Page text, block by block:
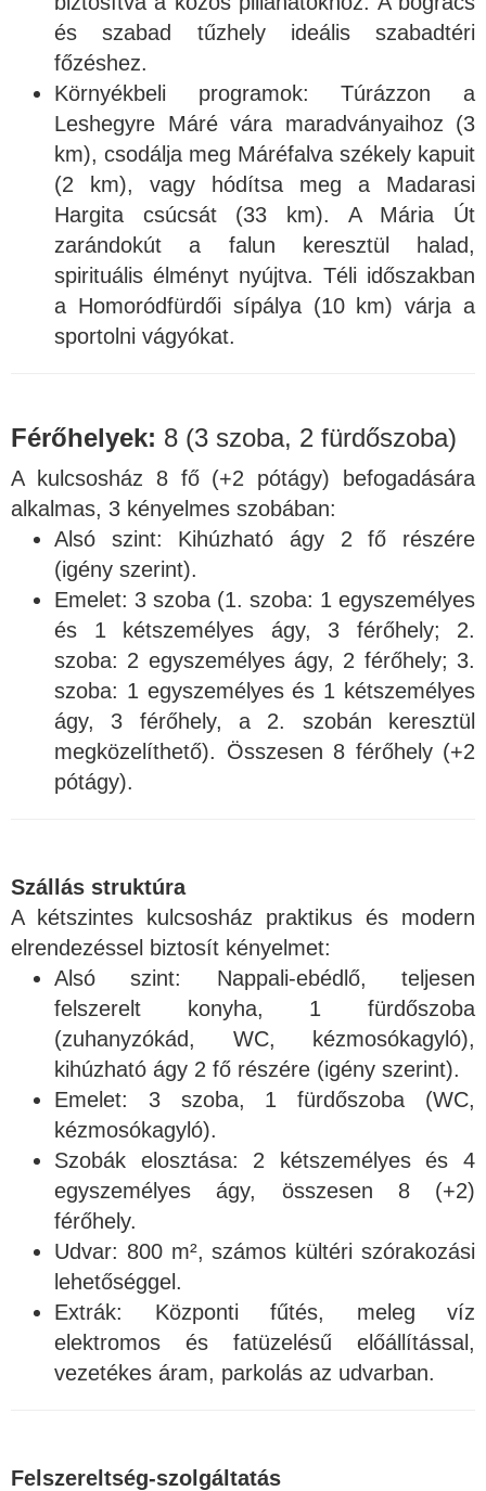
és szabad tűzhely ideális szabadtéri
főzéshez.
Környékbeli programok: Túrázzon a
Leshegyre Máré vára maradványaihoz (3
km), csodálja meg Máréfalva székely kapuit
(2 km), vagy hódítsa meg a Madarasi
Hargita csúcsát (33 km). A Mária Út
zarándokút a falun keresztül halad,
spirituális élményt nyújtva. Téli időszakban
a Homoródfürdői sípálya (10 km) várja a
sportolni vágyókat.
Férőhelyek: 8 (3 szoba, 2 fürdőszoba)
A kulcsosház 8 fő (+2 pótágy) befogadására
alkalmas, 3 kényelmes szobában:
Alsó szint: Kihúzható ágy 2 fő részére
(igény szerint).
Emelet: 3 szoba (1. szoba: 1 egyszemélyes
és 1 kétszemélyes ágy, 3 férőhely; 2.
szoba: 2 egyszemélyes ágy, 2 férőhely; 3.
szoba: 1 egyszemélyes és 1 kétszemélyes
ágy, 3 férőhely, a 2. szobán keresztül
megközelíthető). Összesen 8 férőhely (+2
pótágy).
Szállás struktúra
A kétszintes kulcsosház praktikus és modern
elrendezéssel biztosít kényelmet:
Alsó szint: Nappali-ebédlő, teljesen
felszerelt konyha, 1 fürdőszoba
(zuhanyzókád, WC, kézmosókagyló),
kihúzható ágy 2 fő részére (igény szerint).
Emelet: 3 szoba, 1 fürdőszoba (WC,
kézmosókagyló).
Szobák elosztása: 2 kétszemélyes és 4
egyszemélyes ágy, összesen 8 (+2)
férőhely.
Udvar: 800 m², számos kültéri szórakozási
lehetőséggel.
Extrák: Központi fűtés, meleg víz
elektromos és fatüzelésű előállítással,
vezetékes áram, parkolás az udvarban.
Felszereltség-szolgáltatás